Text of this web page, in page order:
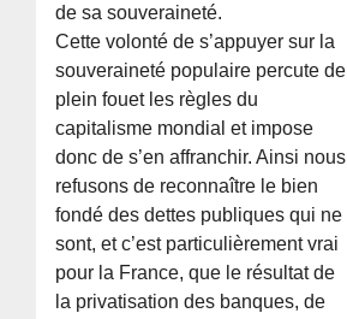
de sa souveraineté.
Cette volonté de s’appuyer sur la
souveraineté populaire percute de
plein fouet les règles du
capitalisme mondial et impose
donc de s’en affranchir. Ainsi nous
refusons de reconnaître le bien
fondé des dettes publiques qui ne
sont, et c’est particulièrement vrai
pour la France, que le résultat de
la privatisation des banques, de